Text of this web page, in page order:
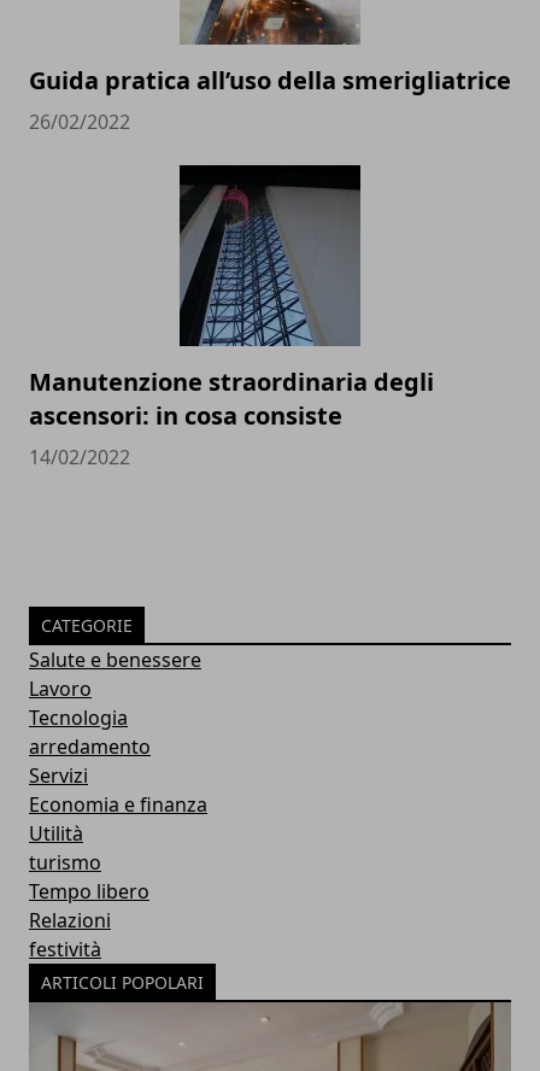
Guida pratica all’uso della smerigliatrice
26/02/2022
Manutenzione straordinaria degli
ascensori: in cosa consiste
14/02/2022
CATEGORIE
Salute e benessere
Lavoro
Tecnologia
arredamento
Servizi
Economia e finanza
Utilità
turismo
Tempo libero
Relazioni
festività
ARTICOLI POPOLARI